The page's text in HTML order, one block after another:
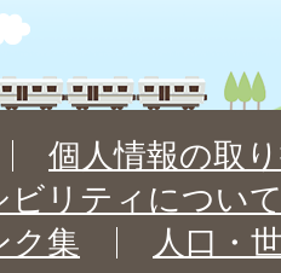
個人情報の取
ビリティについ
ク集 人口・